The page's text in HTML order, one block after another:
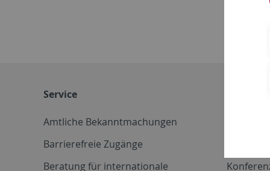
Service
Amtliche Bekanntmachungen
Barrierefreie Zugänge
Beratung für internationale